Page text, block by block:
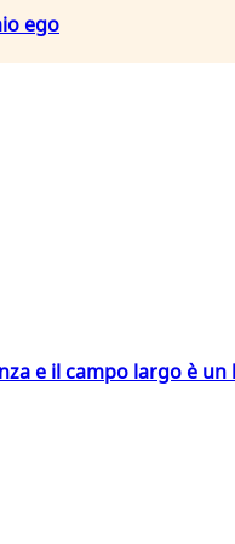
ego
e il campo largo è